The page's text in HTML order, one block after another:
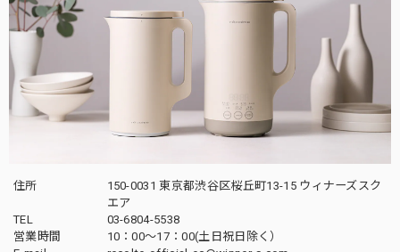
住所
150-0031 東京都渋谷区桜丘町13-15 ウィナーズスク
エア
TEL
03-6804-5538
営業時間
10：00〜17：00(土日祝日除く）